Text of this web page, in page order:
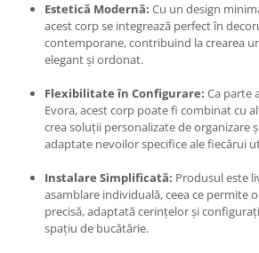
Estetică Modernă: Cu un design
acest corp se integrează perfect în
contemporane, contribuind la crearea
elegant și ordonat.
Flexibilitate în Configurare: Ca parte
Evora, acest corp poate fi combinat cu
crea soluții personalizate de organizare
adaptate nevoilor specifice ale fiecărui
Instalare Simplificată: Produsul este
asamblare individuală, ceea ce permite
precisă, adaptată cerințelor și
spațiu de bucătărie.